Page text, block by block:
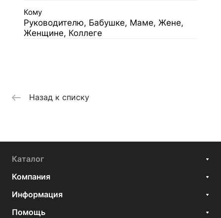
Кому
Руководителю, Бабушке, Маме, Жене,
Женщине, Коллеге
Назад к списку
Каталог
Компания
Информация
Помощь